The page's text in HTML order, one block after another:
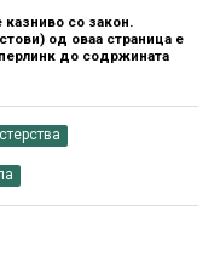
со закон.
од оваа страница е
до содржината